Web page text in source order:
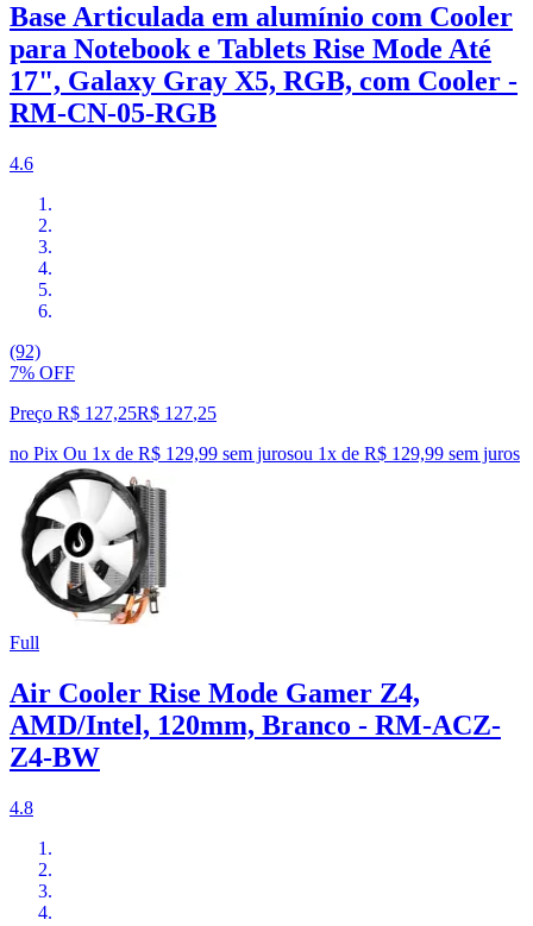
Base Articulada em alumínio com Cooler
para Notebook e Tablets Rise Mode Até
17", Galaxy Gray X5, RGB, com Cooler -
RM-CN-05-RGB
4.6
(92)
7% OFF
Preço R$ 127,25R$ 127,25
no Pix Ou 1x de R$ 129,99 sem jurosou 1x de R$ 129,99 sem juros
Full
Air Cooler Rise Mode Gamer Z4,
AMD/Intel, 120mm, Branco - RM-ACZ-
Z4-BW
4.8